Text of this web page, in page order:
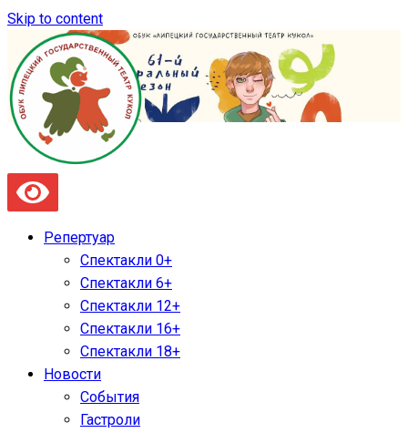
Skip to content
Репертуар
Спектакли 0+
Спектакли 6+
Спектакли 12+
Спектакли 16+
Спектакли 18+
Новости
События
Гастроли